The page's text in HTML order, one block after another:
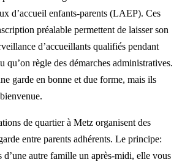
d’accueil enfants-parents (LAEP). Ces
préalable permettent de laisser son
d’accueillants qualifiés pendant
qu’on règle des démarches administratives.
garde en bonne et due forme, mais ils
de quartier à Metz organisent des
entre parents adhérents. Le principe:
d’une autre famille un après-midi, elle vous